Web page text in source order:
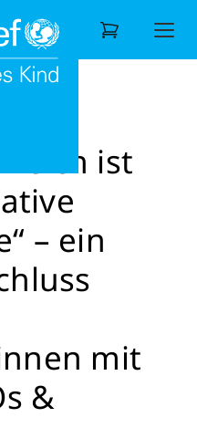
ist Teil der
ist
– ein
mit
&